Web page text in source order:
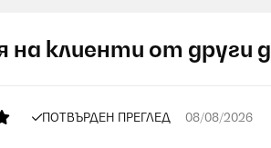
на клиенти от други
ПОТВЪРДЕН ПРЕГЛЕД 08/08/2026